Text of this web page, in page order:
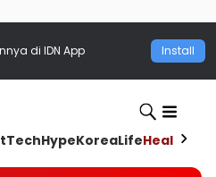
di IDN App Install
TechHypeKoreaLifeHealth